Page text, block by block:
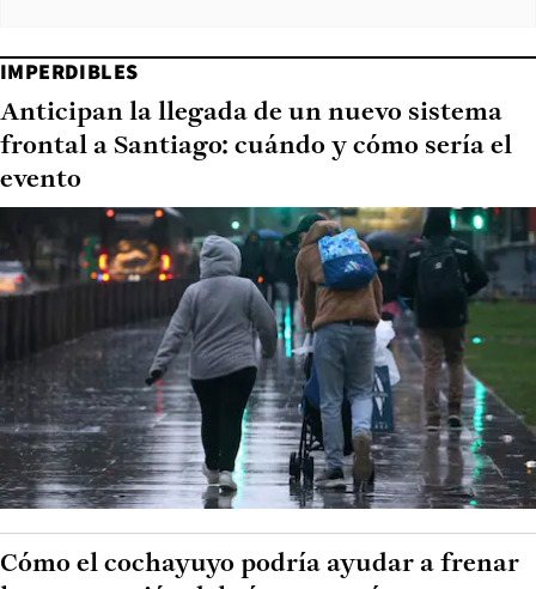
IMPERDIBLES
Anticipan la llegada de un nuevo sistema
frontal a Santiago: cuándo y cómo sería el
evento
Cómo el cochayuyo podría ayudar a frenar